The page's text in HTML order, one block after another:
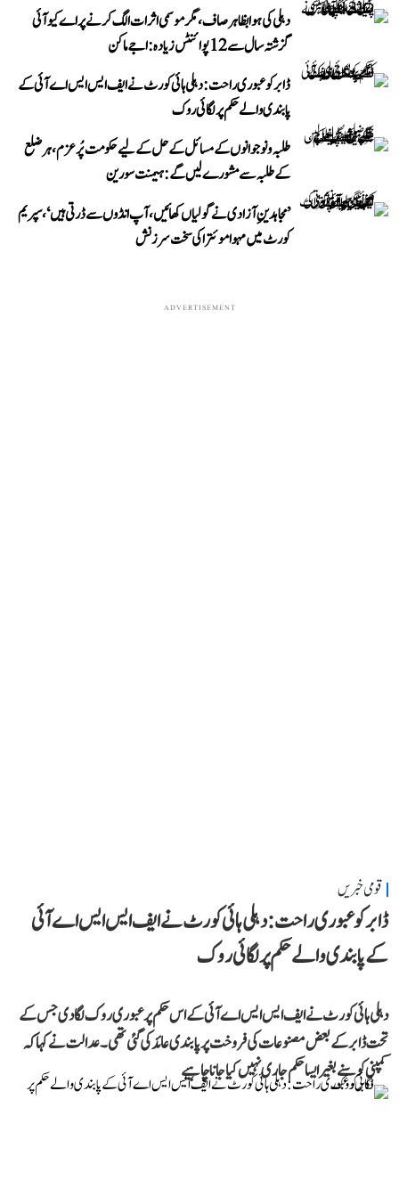
دہلی کی ہوا بظاہر صاف، مگر موسمی اثرات الگ کرنے پر اے کیو آئی
گزشتہ سال سے 12 پوائنٹس زیادہ: اجے ماکن
ڈابر کو عبوری راحت: دہلی ہائی کورٹ نے ایف ایس ایس اے آئی کے
پابندی والے حکم پر لگائی روک
طلبہ و نوجوانوں کے مسائل کے حل کے لیے حکومت پُرعزم، ہر ضلع
کے طلبہ سے مشورے لیں گے: ہیمنت سورین
’مجاہدینِ آزادی نے گولیاں کھائیں، آپ انڈوں سے ڈرتی ہیں‘، سپریم
کورٹ میں مہوا موئترا کی سخت سرزنش
ADVERTISEMENT
قومی خبریں
ڈابر کو عبوری راحت: دہلی ہائی کورٹ نے ایف ایس ایس اے آئی
کے پابندی والے حکم پر لگائی روک
دہلی ہائی کورٹ نے ایف ایس ایس اے آئی کے اس حکم پر عبوری روک لگا دی جس کے
تحت ڈابر کے بعض مصنوعات کی فروخت پر پابندی عائد کی گئی تھی۔ عدالت نے کہا کہ
کمپنی کو سنے بغیر ایسا حکم جاری نہیں کیا جانا چاہیے